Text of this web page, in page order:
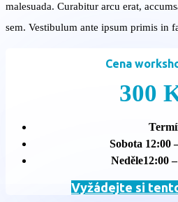
malesuada. Curabitur arcu erat,
sem. Vestibulum ante ipsum primis in
Cena
300
Sobota 12:00
Neděle12:00
Vyžádejte si